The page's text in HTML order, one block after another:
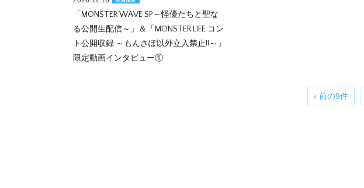
「MONSTER WAVE SP～怪優たちと聖な
る公開生配信～」＆「MONSTER LIFE コン
ト公開収録 ～もんさぽ以外立入禁止!!～」
限定動画インタビュー①
‹ 前の9件